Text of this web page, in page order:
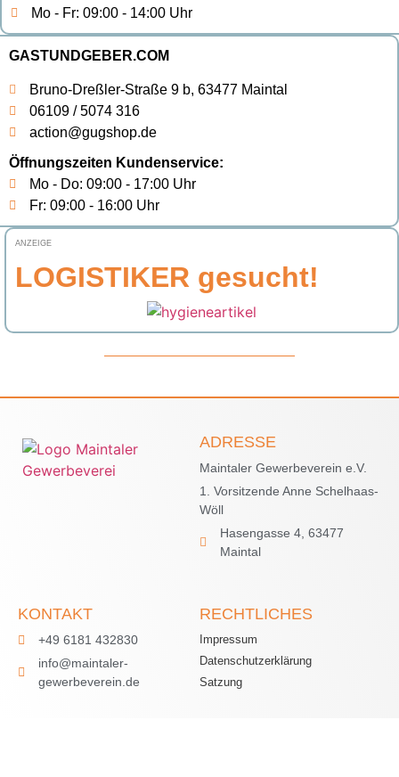
Mo - Fr: 09:00 - 14:00 Uhr
GASTUNDGEBER.COM
Bruno-Dreßler-Straße 9 b, 63477 Maintal
06109 / 5074 316
action@gugshop.de
Öffnungszeiten Kundenservice:
Mo - Do: 09:00 - 17:00 Uhr
Fr: 09:00 - 16:00 Uhr
ANZEIGE
LOGISTIKER gesucht!
ADRESSE
Maintaler Gewerbeverein e.V.
1. Vorsitzende Anne Schelhaas-
Wöll
Hasengasse 4, 63477
Maintal
KONTAKT
+49 6181 432830
info@maintaler-
gewerbeverein.de
RECHTLICHES
Impressum
Datenschutzerklärung
Satzung